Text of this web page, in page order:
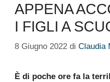
APPENA
I FIGLI A
8 Giugno 2022 di Claudia
È di poche ore fa la